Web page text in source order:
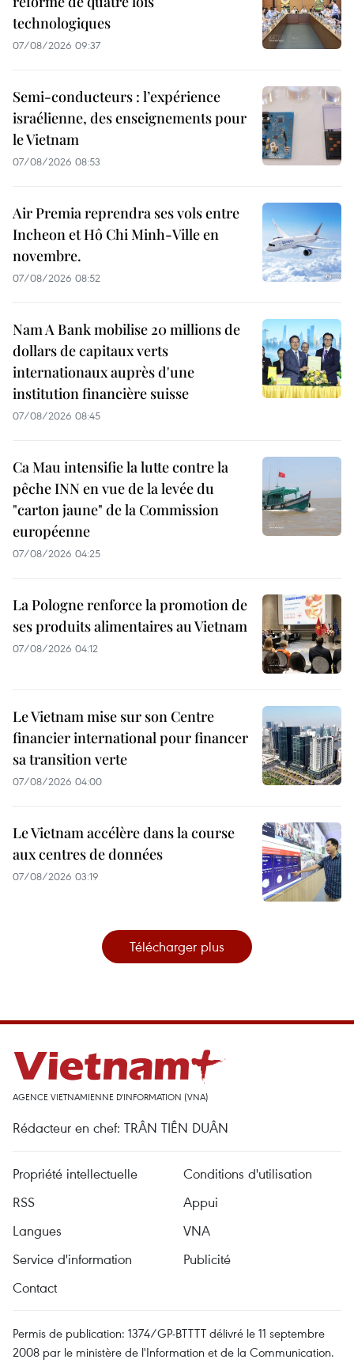
technologiques
07/08/2026 09:37
Semi-conducteurs : l’expérience
israélienne, des enseignements pour
le Vietnam
07/08/2026 08:53
Air Premia reprendra ses vols entre
Incheon et Hô Chi Minh-Ville en
novembre.
07/08/2026 08:52
Nam A Bank mobilise 20 millions de
dollars de capitaux verts
internationaux auprès d'une
institution financière suisse
07/08/2026 08:45
Ca Mau intensifie la lutte contre la
pêche INN en vue de la levée du
"carton jaune" de la Commission
européenne
07/08/2026 04:25
La Pologne renforce la promotion de
ses produits alimentaires au Vietnam
07/08/2026 04:12
Le Vietnam mise sur son Centre
financier international pour financer
sa transition verte
07/08/2026 04:00
Le Vietnam accélère dans la course
aux centres de données
07/08/2026 03:19
Télécharger plus
AGENCE VIETNAMIENNE D'INFORMATION (VNA)
Rédacteur en chef: TRÂN TIÊN DUÂN
Propriété intellectuelle
Conditions d'utilisation
RSS
Appui
Langues
VNA
Service d'information
Publicité
Contact
Permis de publication: 1374/GP-BTTTT délivré le 11 septembre
2008 par le ministère de l'Information et de la Communication.